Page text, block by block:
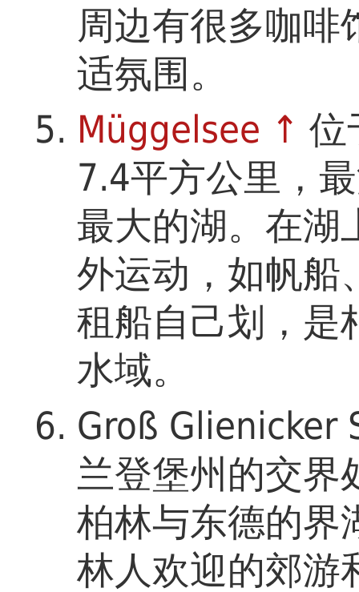
周边有很多咖啡
适氛围。
Müggelsee ↑ 位
7.4平方公里，
最大的湖。在湖
外运动，如帆船
租船自己划，是
水域。
Groß Glienicker
兰登堡州的交界
柏林与东德的界
林人欢迎的郊游